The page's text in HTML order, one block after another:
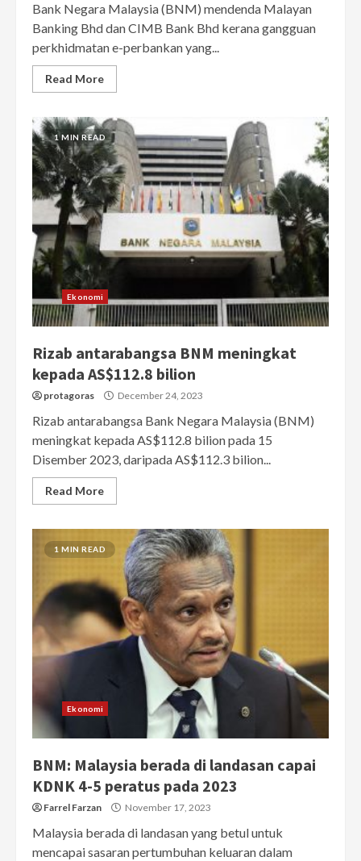
Bank Negara Malaysia (BNM) mendenda Malayan
Banking Bhd dan CIMB Bank Bhd kerana gangguan
perkhidmatan e-perbankan yang...
Read More
1 MIN READ
Ekonomi
Rizab antarabangsa BNM meningkat
kepada AS$112.8 bilion
protagoras December 24, 2023
Rizab antarabangsa Bank Negara Malaysia (BNM)
meningkat kepada AS$112.8 bilion pada 15
Disember 2023, daripada AS$112.3 bilion...
Read More
1 MIN READ
Ekonomi
BNM: Malaysia berada di landasan capai
KDNK 4-5 peratus pada 2023
Farrel Farzan November 17, 2023
Malaysia berada di landasan yang betul untuk
mencapai sasaran pertumbuhan keluaran dalam